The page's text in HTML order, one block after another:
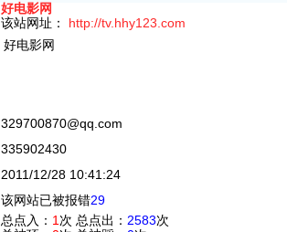
好电影网
该站网址： http://tv.hhy123.com
好电影网
329700870@qq.com
335902430
2011/12/28 10:41:24
该网站已被报错29
总点入： 1 次 总点出： 2583次